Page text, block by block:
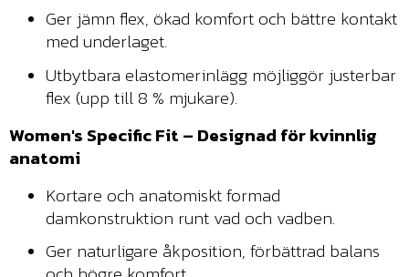
Ger jämn flex, ökad komfort och bättre kontakt
med underlaget.
Utbytbara elastomerinlägg möjliggör justerbar
flex (upp till 8 % mjukare).
Women's Specific Fit – Designad för kvinnlig
anatomi
Kortare och anatomiskt formad
damkonstruktion runt vad och vadben.
Ger naturligare åkposition, förbättrad balans